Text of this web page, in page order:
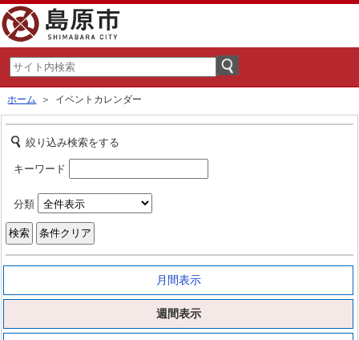
ホーム ＞ イベントカレンダー
絞り込み検索をする
キーワード
分類
月間表示
週間表示